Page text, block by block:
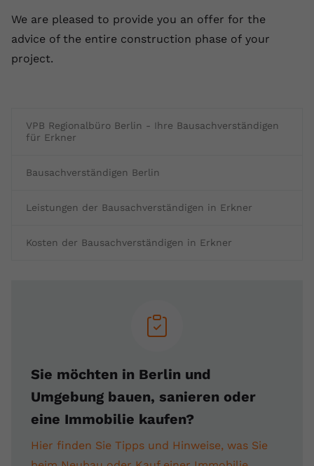
VPB Regionalbüro Berlin - Ihre Bausachverständigen
für Erkner
Bausachverständigen Berlin
Leistungen der Bausachverständigen in Erkner
Kosten der Bausachverständigen in Erkner
Sie möchten in Berlin und
Umgebung bauen, sanieren oder
eine Immobilie kaufen?
Hier finden Sie Tipps und Hinweise, was Sie
We are pleased to provide you an offer for the
advice of the entire construction phase of your
project.